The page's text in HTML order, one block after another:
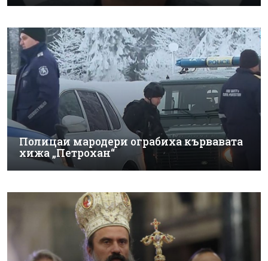
Полицаи мародери ограбиха кървавата
хижа „Петрохан“